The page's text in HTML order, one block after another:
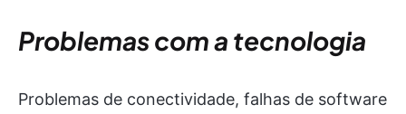
Problemas com a tecnologia
Problemas de conectividade, falhas de software